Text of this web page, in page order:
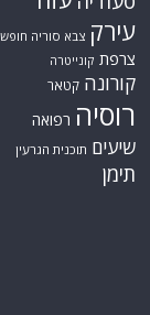
עירק צבא סוריה
צרפת קונייטרה
קורונה קטאר
רוסיה רפואה
שיעים תוכנית הגרעין
תימן